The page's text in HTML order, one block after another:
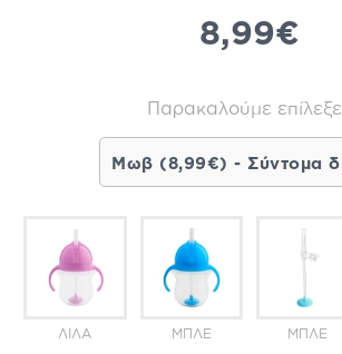
8,99€
Παρακαλούμε επίλεξε
ΛΙΛΑ ΜΠΛΕ ΜΠΛΕ